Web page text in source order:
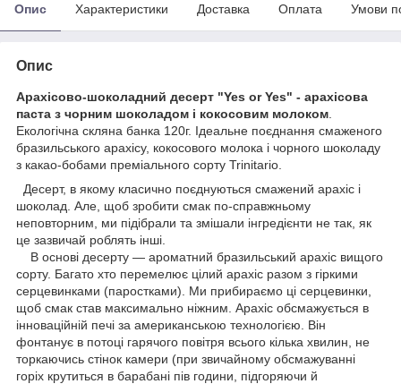
Опис Характеристики Доставка Оплата Умови
Опис
Арахісово-шоколадний десерт "Yes or Yes" - арахісова
паста з чорним шоколадом і кокосовим молоком
Екологічна скляна банка 120г. Ідеальне поєднання смаженого
бразильського арахісу, кокосового молока і чорного шоколаду
з какао-бобами преміального сорту Trinitario.
Десерт, в якому класично поєднуються смажений арахіс і
шоколад. Але, щоб зробити смак по-справжньому
неповторним, ми підібрали та змішали інгредієнти не так, як
це зазвичай роблять інші.
В основі десерту — ароматний бразильський арахіс вищого
сорту. Багато хто перемелює цілий арахіс разом з гіркими
серцевинками (паростками). Ми прибираємо ці серцевинки,
щоб смак став максимально ніжним. Арахіс обсмажується в
інноваційній печі за американською технологією. Він
фонтанує в потоці гарячого повітря всього кілька хвилин, не
торкаючись стінок камери (при звичайному обсмажуванні
горіх крутиться в барабані пів години, підгоряючи й